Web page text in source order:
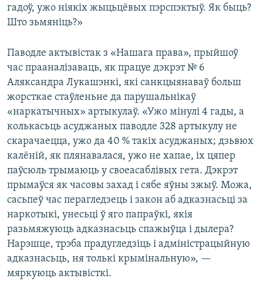
гадоў, ужо ніякіх жыцьцёвых пэрспэктыў. Як быць?
Што зьмяніць?»
Паводле актывістак з «Нашага права», прыйшоў
час прааналізаваць, як працуе дэкрэт № 6
Аляксандра Лукашэнкі, які санкцыянаваў больш
жорсткае стаўленьне да парушальнікаў
«наркатычных» артыкулаў. «Ужо мінулі 4 гады, а
колькасьць асуджаных паводле 328 артыкулу не
скарачаецца, ужо да 40 % такіх асуджаных; дзьвюх
калёній, як плянавалася, ужо не хапае, іх цяпер
паўсюль трымаюць у своеасаблівых гета. Дэкрэт
прымаўся як часовы захад і сябе яўны зжыў. Можа,
сасьпеў час перагледзець і закон аб адказнасьці за
наркотыкі, унесьці ў яго папраўкі, якія
разьмяжуюць адказнасьць спажыўца і дылера?
Нарэшце, трэба прадугледзіць і адміністрацыйную
адказнасьць, ня толькі крымінальную», —
мяркуюць актывісткі.